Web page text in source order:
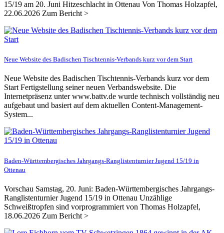
15/19 am 20. Juni Hitzeschlacht in Ottenau Von Thomas Holzapfel,
22.06.2026 Zum Bericht >
Neue Website des Badischen Tischtennis-Verbands kurz vor dem Start
Neue Website des Badischen Tischtennis-Verbands kurz vor dem
Start Fertigstellung seiner neuen Verbandswebsite. Die
Internetpräsenz unter www.battv.de wurde technisch vollständig neu
aufgebaut und basiert auf dem aktuellen Content-Management-
System...
Baden-Württembergisches Jahrgangs-Ranglistenturnier Jugend 15/19 in
Ottenau
Vorschau Samstag, 20. Juni: Baden-Württembergisches Jahrgangs-
Ranglistenturnier Jugend 15/19 in Ottenau Unzählige
Schweißtropfen sind vorprogrammiert von Thomas Holzapfel,
18.06.2026 Zum Bericht >